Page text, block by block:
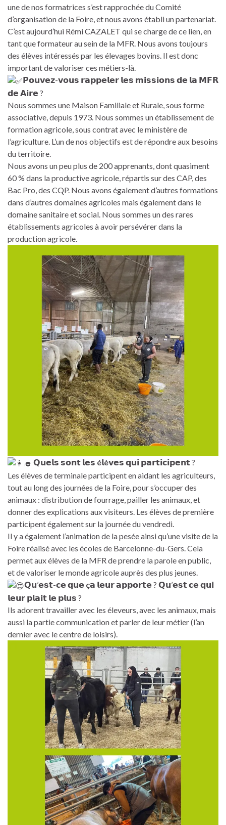
une de nos formatrices s’est rapprochée du Comité
d’organisation de la Foire, et nous avons établi un partenariat.
C’est aujourd’hui Rémi CAZALET qui se charge de ce lien, en
tant que formateur au sein de la MFR. Nous avons toujours
des élèves intéressés par les élevages bovins. Il est donc
important de valoriser ces métiers-là.
𝗣𝗼𝘂𝘃𝗲𝘇-𝘃𝗼𝘂𝘀 𝗿𝗮𝗽𝗽𝗲𝗹𝗲𝗿 𝗹𝗲𝘀 𝗺𝗶𝘀𝘀𝗶𝗼𝗻𝘀 𝗱𝗲 𝗹𝗮 𝗠𝗙𝗥
𝗱𝗲 𝗔𝗶𝗿𝗲 ?
Nous sommes une Maison Familiale et Rurale, sous forme
associative, depuis 1973. Nous sommes un établissement de
formation agricole, sous contrat avec le ministère de
l’agriculture. L’un de nos objectifs est de répondre aux besoins
du territoire.
Nous avons un peu plus de 200 apprenants, dont quasiment
60 % dans la productive agricole, répartis sur des CAP, des
Bac Pro, des CQP. Nous avons également d’autres formations
dans d’autres domaines agricoles mais également dans le
domaine sanitaire et social. Nous sommes un des rares
établissements agricoles à avoir persévérer dans la
production agricole.
𝗤𝘂𝗲𝗹𝘀 𝘀𝗼𝗻𝘁 𝗹𝗲𝘀 é𝗹è𝘃𝗲𝘀 𝗾𝘂𝗶 𝗽𝗮𝗿𝘁𝗶𝗰𝗶𝗽𝗲𝗻𝘁 ?
Les élèves de terminale participent en aidant les agriculteurs,
tout au long des journées de la Foire, pour s’occuper des
animaux : distribution de fourrage, pailler les animaux, et
donner des explications aux visiteurs. Les élèves de première
participent également sur la journée du vendredi.
Il y a également l’animation de la pesée ainsi qu’une visite de la
Foire réalisé avec les écoles de Barcelonne-du-Gers. Cela
permet aux élèves de la MFR de prendre la parole en public,
et de valoriser le monde agricole auprès des plus jeunes.
𝗤𝘂’𝗲𝘀𝘁-𝗰𝗲 𝗾𝘂𝗲 ç𝗮 𝗹𝗲𝘂𝗿 𝗮𝗽𝗽𝗼𝗿𝘁𝗲 ? 𝗤𝘂’𝗲𝘀𝘁 𝗰𝗲 𝗾𝘂𝗶
𝗹𝗲𝘂𝗿 𝗽𝗹𝗮𝗶𝘁 𝗹𝗲 𝗽𝗹𝘂𝘀 ?
Ils adorent travailler avec les éleveurs, avec les animaux, mais
aussi la partie communication et parler de leur métier (l’an
dernier avec le centre de loisirs).